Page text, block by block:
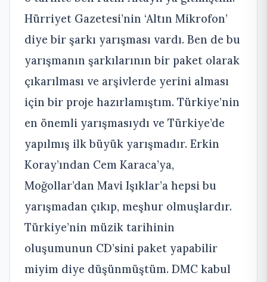
Hürriyet Gazetesi’nin ‘Altın Mikrofon’
diye bir şarkı yarışması vardı. Ben de bu
yarışmanın şarkılarının bir paket olarak
çıkarılması ve arşivlerde yerini alması
için bir proje hazırlamıştım. Türkiye’nin
en önemli yarışmasıydı ve Türkiye’de
yapılmış ilk büyük yarışmadır. Erkin
Koray’ından Cem Karaca’ya,
Moğollar’dan Mavi Işıklar’a hepsi bu
yarışmadan çıkıp, meşhur olmuşlardır.
Türkiye’nin müzik tarihinin
oluşumunun CD’sini paket yapabilir
miyim diye düşünmüştüm. DMC kabul